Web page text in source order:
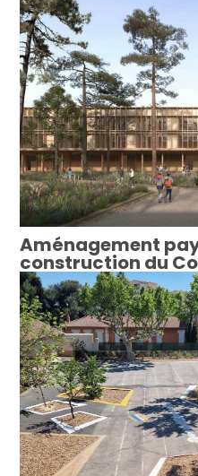
Aménagement
construction du